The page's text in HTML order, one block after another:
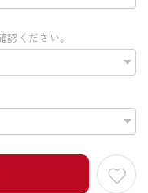
認ください。